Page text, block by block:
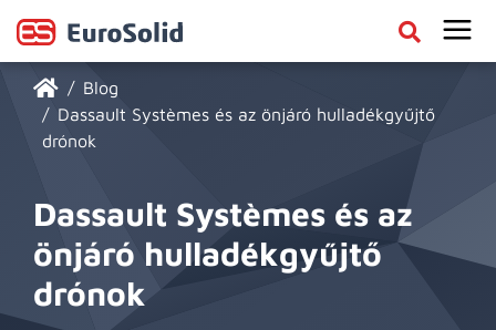
Blog
Dassault Systèmes és az önjáró hulladékgyűjtő
drónok
Dassault Systèmes és az
önjáró hulladékgyűjtő
drónok